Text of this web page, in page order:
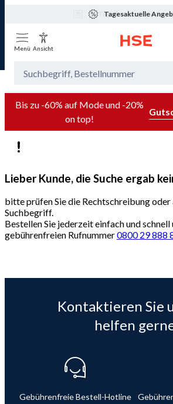
Tagesaktuelle
Menü Ansicht
Bis zu -60% auf Mode und -20%
on top!
Lieber Kunde, die Suche ergab
bitte prüfen Sie die Rechtschreibung oder
Suchbegriff.
Bestellen Sie jederzeit einfach und schnell
gebührenfreien Rufnummer0800 29 888
Kontaktieren Sie
helfen
Gebührenfreie Bestell-Hotline